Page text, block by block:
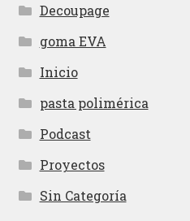
Decoupage
goma EVA
Inicio
pasta polimérica
Podcast
Proyectos
Sin Categoría